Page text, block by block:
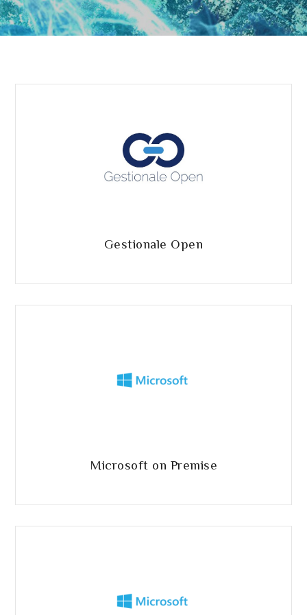
Gestionale Open
Microsoft on Premise